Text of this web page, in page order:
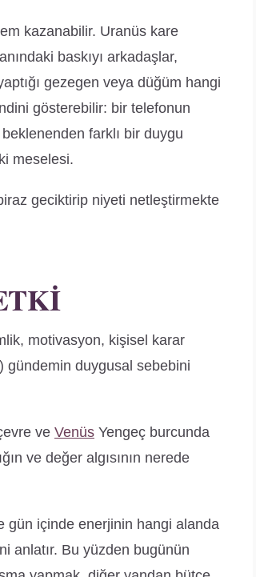
kazanabilir. Uranüs kare
baskıyı arkadaşlar,
gezegen veya düğüm hangi
gösterebilir: bir telefonun
farklı bir duygu
meselesi.
geciktirip niyeti netleştirmekte
motivasyon, kişisel karar
gündemin duygusal sebebini
ve Venüs Yengeç burcunda
ve değer algısının nerede
gün içinde enerjinin hangi alanda
anlatır. Bu yüzden bugünün